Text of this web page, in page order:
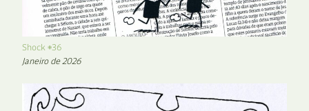
Shock #36
Janeiro de 2026